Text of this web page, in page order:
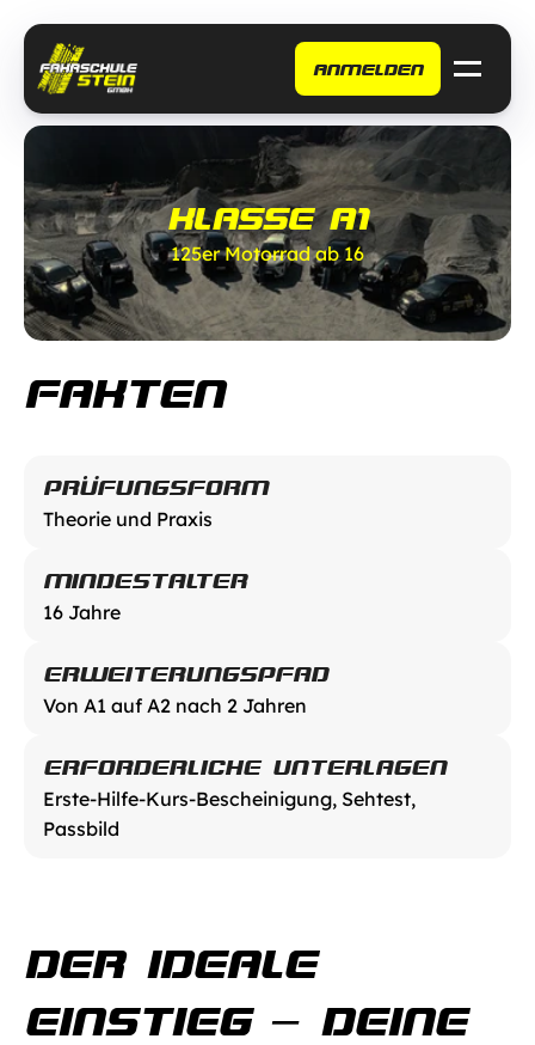
KLASSE A1
125er Motorrad ab 16
FAKTEN
PRÜFUNGSFORM
Theorie und Praxis
MINDESTALTER
16 Jahre
ERWEITERUNGSPFAD
Von A1 auf A2 nach 2 Jahren
ERFORDERLICHE UNTERLAGEN
Erste-Hilfe-Kurs-Bescheinigung, Sehtest,
Passbild
DER IDEALE
EINSTIEG – DEINE
ANMELDEN
Home
Klassen
Weitere Angebote